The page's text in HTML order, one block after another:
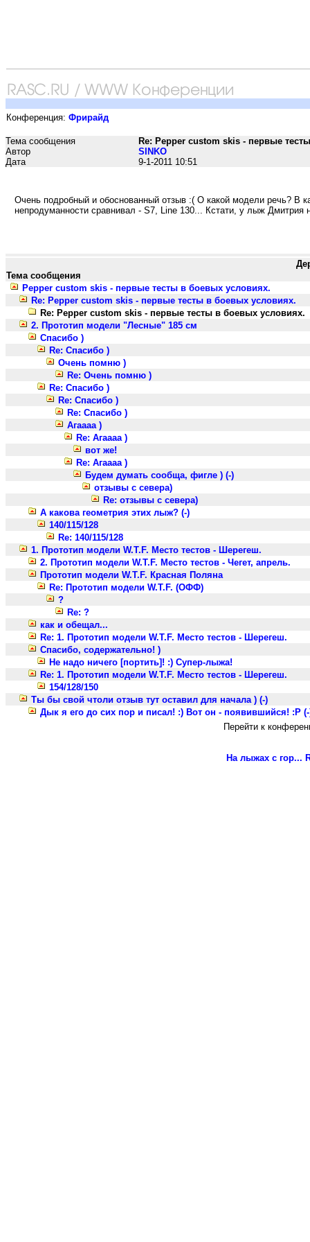
Конференция: Фрирайд
Тема сообщения
Re: Pepper custom skis - первые
Автор
SINKO
Дата
9-1-2011 10:51
Очень подробный и обоснованный отзыв :( О какой модели речь? В
непродуманности сравнивал - S7, Line 130... Кстати, у лыж
Тема сообщения
Pepper custom skis - первые тесты в боевых условиях.
Re: Pepper custom skis - первые тесты в боевых условиях.
Re: Pepper custom skis - первые тесты в боевых условиях.
2. Прототип модели "Лесные" 185 см
Спасибо )
Re: Спасибо )
Очень помню )
Re: Очень помню )
Re: Спасибо )
Re: Спасибо )
Re: Спасибо )
Агаааа )
Re: Агаааа )
вот же!
Re: Агаааа )
Будем думать сообща, фигле ) (-)
отзывы с севера)
Re: отзывы с севера)
А какова геометрия этих лыж? (-)
140/115/128
Re: 140/115/128
1. Прототип модели W.T.F. Место тестов - Шерегеш.
2. Прототип модели W.T.F. Место тестов - Чегет, апрель.
Прототип модели W.T.F. Красная Поляна
Re: Прототип модели W.T.F. (ОФФ)
?
Re: ?
как и обещал...
Re: 1. Прототип модели W.T.F. Место тестов - Шерегеш.
Спасибо, содержательно! )
Не надо ничего [портить]! :) Супер-лыжа!
Re: 1. Прототип модели W.T.F. Место тестов - Шерегеш.
154/128/150
Ты бы свой чтоли отзыв тут оставил для начала ) (-)
Дык я его до сих пор и писал! :) Вот он - появившийся! :P
Перейти к
На лыжах с гор...